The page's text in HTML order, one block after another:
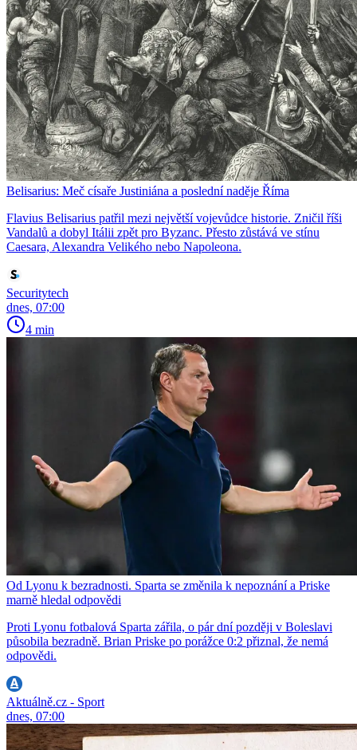
Belisarius: Meč císaře Justiniána a poslední naděje Říma
Flavius Belisarius patřil mezi největší vojevůdce historie. Zničil říši
Vandalů a dobyl Itálii zpět pro Byzanc. Přesto zůstává ve stínu
Caesara, Alexandra Velikého nebo Napoleona.
Securitytech
dnes, 07:00
4 min
Od Lyonu k bezradnosti. Sparta se změnila k nepoznání a Priske
marně hledal odpovědi
Proti Lyonu fotbalová Sparta zářila, o pár dní později v Boleslavi
působila bezradně. Brian Priske po porážce 0:2 přiznal, že nemá
odpovědi.
Aktuálně.cz - Sport
dnes, 07:00